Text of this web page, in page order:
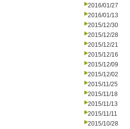
2016/01/27
2016/01/13
2015/12/30
2015/12/28
2015/12/21
2015/12/16
2015/12/09
2015/12/02
2015/11/25
2015/11/18
2015/11/13
2015/11/11
2015/10/28